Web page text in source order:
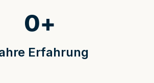
Erfahrung
0+